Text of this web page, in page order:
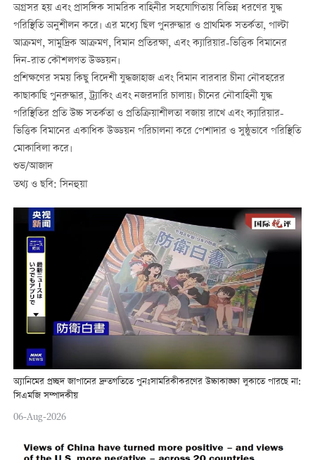
অগ্রসর হয় এবং প্রাসঙ্গিক সামরিক বাহিনীর সহযোগিতায় বিভিন্ন ধরণের যুদ্ধ
পরিস্থিতি অনুশীলন করে। এর মধ্যে ছিল পুনরুদ্ধার ও প্রাথমিক সতর্কতা, পাল্টা
আক্রমণ, সামুদ্রিক আক্রমণ, বিমান প্রতিরক্ষা, এবং ক্যারিয়ার-ভিত্তিক বিমানের
দিন-রাত কৌশলগত উড্ডয়ন।
প্রশিক্ষণের সময় কিছু বিদেশী যুদ্ধজাহাজ এবং বিমান বারবার চীনা নৌবহরের
কাছাকাছি পুনরুদ্ধার, ট্র্যাকিং এবং নজরদারি চালায়। চীনের নৌবাহিনী যুদ্ধ
পরিস্থিতির প্রতি উচ্চ সতর্কতা ও প্রতিক্রিয়াশীলতা বজায় রাখে এবং ক্যারিয়ার-
ভিত্তিক বিমানের একাধিক উড্ডয়ন পরিচালনা করে পেশাদার ও সুষ্ঠুভাবে পরিস্থিতি
মোকাবিলা করে।
শুভ/আজাদ
তথ্য ও ছবি: সিনহুয়া
অ্যানিমের প্রচ্ছদ জাপানের দ্রুতগতিতে পুনঃসামরিকীকরণের উচ্চাকাঙ্ক্ষা লুকাতে পারছে না:
সিএমজি সম্পাদকীয়
06-Aug-2026